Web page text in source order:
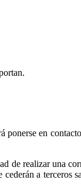
en
de realizar una
a terceros